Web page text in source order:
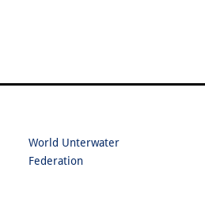
World Unterwater
Federation